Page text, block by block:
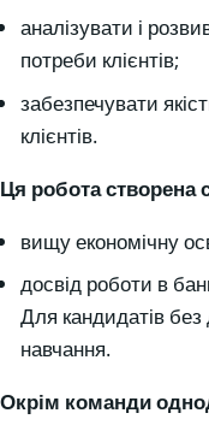
аналізувати і
потреби клієнтів;
забезпечувати
клієнтів.
Ця робота створена
вищу економічну
досвід роботи в
Для кандидатів
навчання.
Окрім команди